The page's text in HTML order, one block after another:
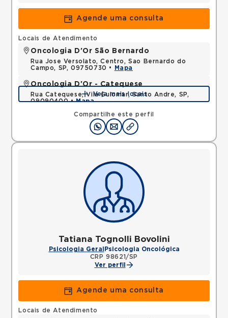
Agende uma consulta
Compartilhe este perfil
Locais de Atendimento
Oncologia D'Or São Bernardo
Rua Jose Versolato, Centro, Sao Bernardo do
Campo, SP, 09750730 •
Mapa
Oncologia D'Or - Catequese
Rua Catequese, Vila Guiomar, Santo Andre, SP,
09090400 •Mapa
Veja mais locais
Tatiana Tognolli Bovolini
Psicologia Geral Psicologia Oncológica
CRP 98621/SP
Ver perfil
Agende uma consulta
Locais de Atendimento